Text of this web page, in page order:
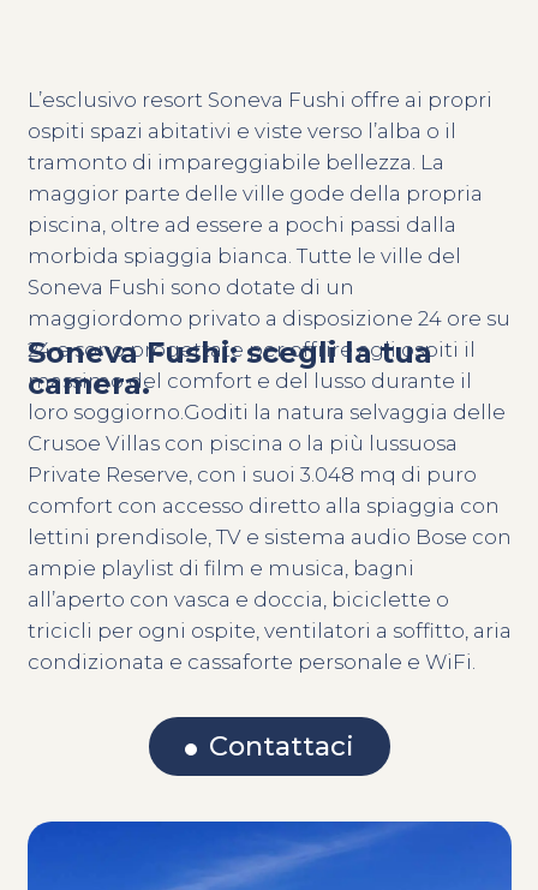
Soneva Fushi: scegli la tua
camera.
L’esclusivo resort Soneva Fushi offre ai propri
ospiti spazi abitativi e viste verso l’alba o il
tramonto di impareggiabile bellezza. La
maggior parte delle ville gode della propria
piscina, oltre ad essere a pochi passi dalla
morbida spiaggia bianca. Tutte le ville del
Soneva Fushi sono dotate di un
maggiordomo privato a disposizione 24 ore su
24 e sono progettate per offrire agli ospiti il
massimo del comfort e del lusso durante il
loro soggiorno.Goditi la natura selvaggia delle
Crusoe Villas con piscina o la più lussuosa
Private Reserve, con i suoi 3.048 mq di puro
comfort con accesso diretto alla spiaggia con
lettini prendisole, TV e sistema audio Bose con
ampie playlist di film e musica, bagni
all’aperto con vasca e doccia, biciclette o
tricicli per ogni ospite, ventilatori a soffitto, aria
condizionata e cassaforte personale e WiFi.
Contattaci